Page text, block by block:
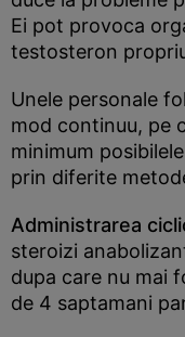
Ei pot provoca
testosteron
Unele personale
mod continuu, pe
minimum
prin diferite
Administrarea
steroizi
dupa care nu mai
de 4 saptamani